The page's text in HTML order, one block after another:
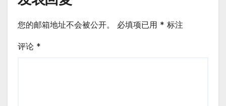
您的邮箱地址不会被公开。 必填项已用 * 标注
评论 *